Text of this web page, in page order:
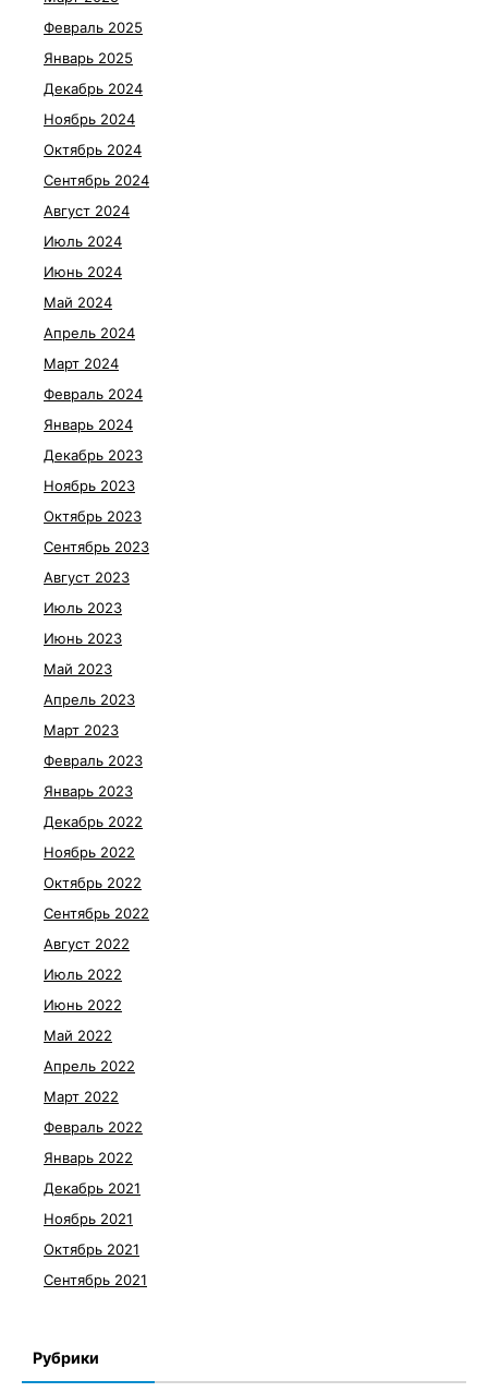
Февраль 2025
Январь 2025
Декабрь 2024
Ноябрь 2024
Октябрь 2024
Сентябрь 2024
Август 2024
Июль 2024
Июнь 2024
Май 2024
Апрель 2024
Март 2024
Февраль 2024
Январь 2024
Декабрь 2023
Ноябрь 2023
Октябрь 2023
Сентябрь 2023
Август 2023
Июль 2023
Июнь 2023
Май 2023
Апрель 2023
Март 2023
Февраль 2023
Январь 2023
Декабрь 2022
Ноябрь 2022
Октябрь 2022
Сентябрь 2022
Август 2022
Июль 2022
Июнь 2022
Май 2022
Апрель 2022
Март 2022
Февраль 2022
Январь 2022
Декабрь 2021
Ноябрь 2021
Октябрь 2021
Сентябрь 2021
Рубрики